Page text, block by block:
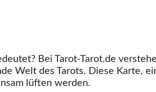
Bei Tarot-Tarot.de
Welt des Tarots. Diese Karte,
lüften werden.